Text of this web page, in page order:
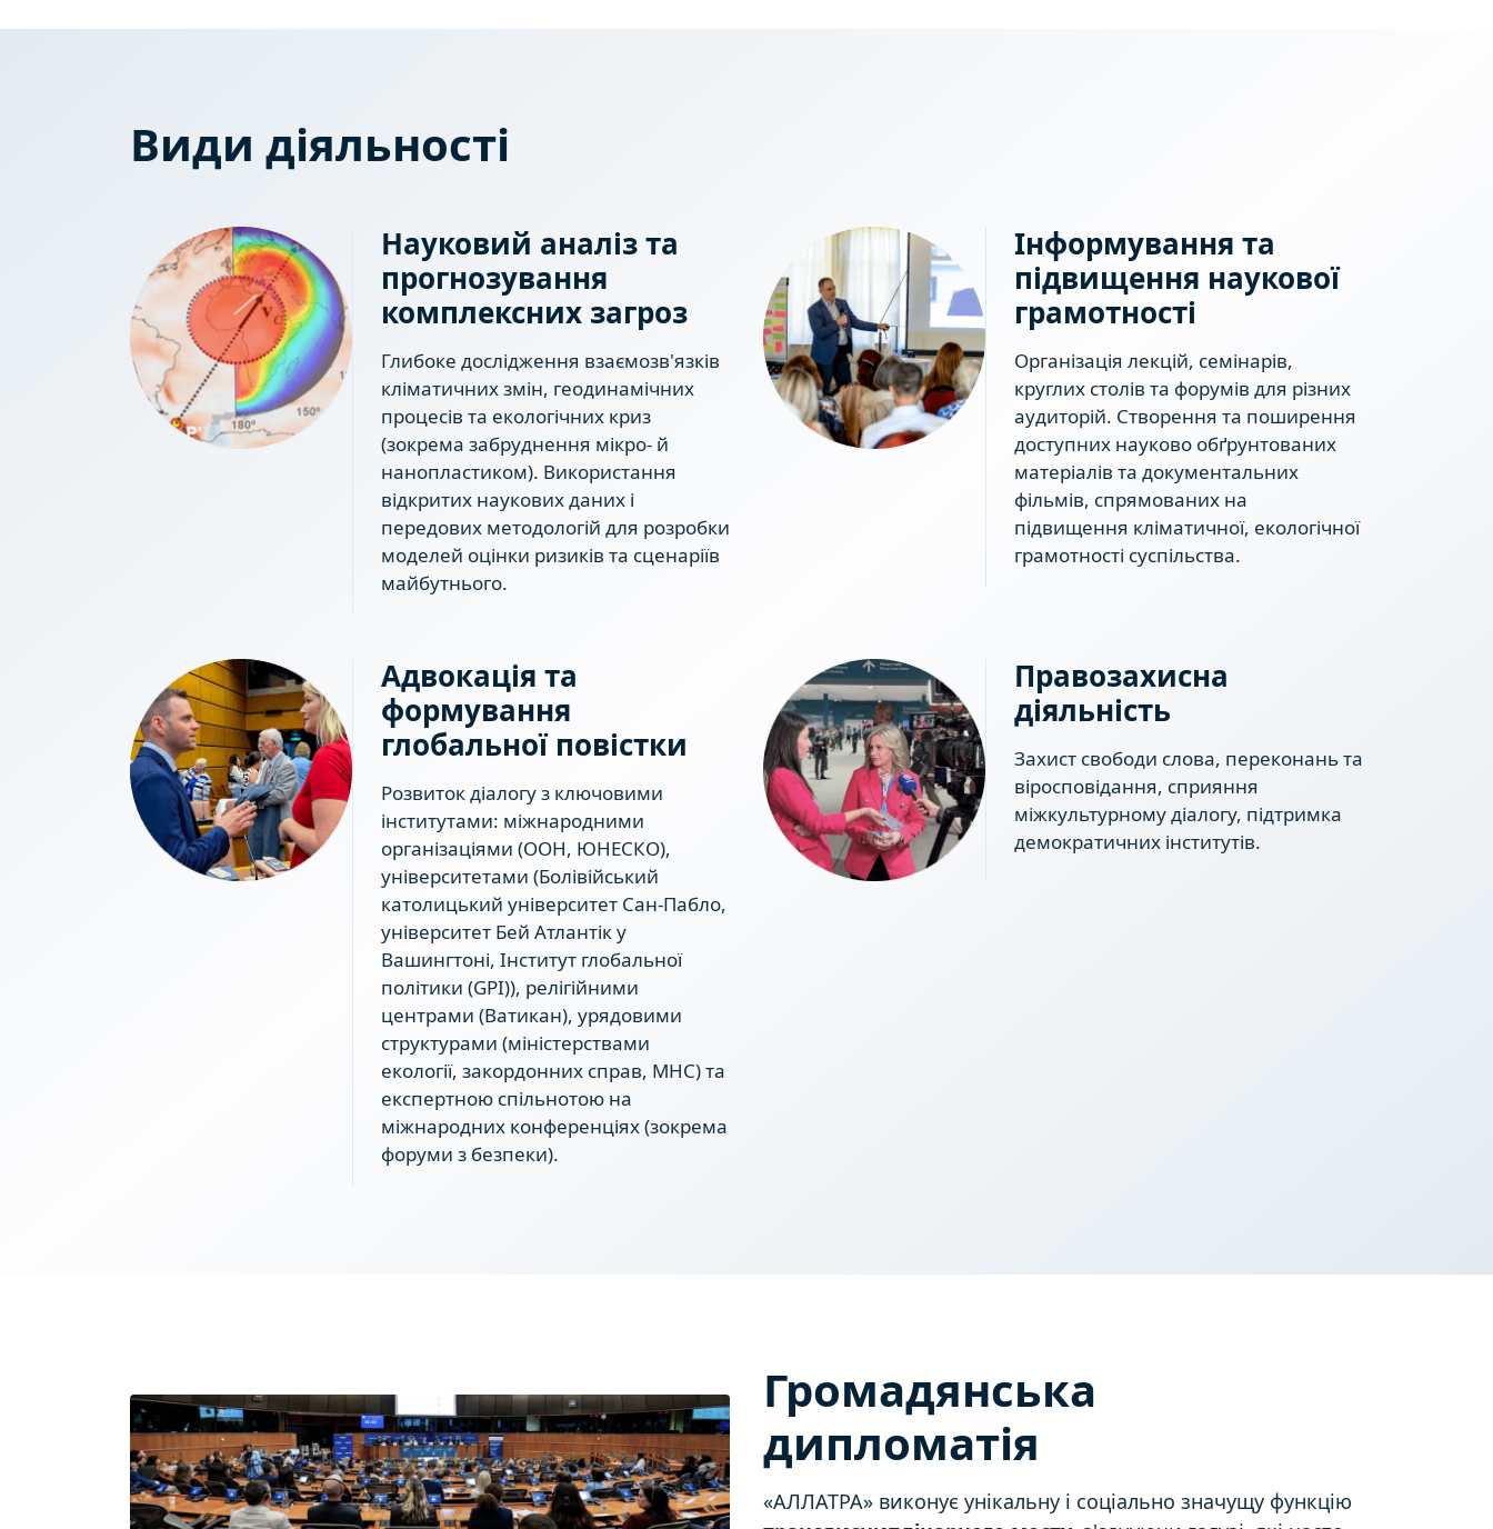
Види діяльності
Науковий аналіз та
прогнозування
комплексних загроз
Глибоке дослідження взаємозв'язків
кліматичних змін, геодинамічних
процесів та екологічних криз
(зокрема забруднення мікро- й
нанопластиком). Використання
відкритих наукових даних і
передових методологій для розробки
моделей оцінки ризиків та сценаріїв
майбутнього.
Інформування та
підвищення наукової
грамотності
Організація лекцій, семінарів,
круглих столів та форумів для різних
аудиторій. Створення та поширення
доступних науково обґрунтованих
матеріалів та документальних
фільмів, спрямованих на
підвищення кліматичної, екологічної
грамотності суспільства.
Адвокація та
формування
глобальної повістки
Розвиток діалогу з ключовими
інститутами: міжнародними
організаціями (ООН, ЮНЕСКО),
університетами (Болівійський
католицький університет Сан-Пабло,
університет Бей Атлантік у
Вашингтоні, Інститут глобальної
політики (GPI)), релігійними
центрами (Ватикан), урядовими
структурами (міністерствами
екології, закордонних справ, МНС) та
експертною спільнотою на
міжнародних конференціях (зокрема
форуми з безпеки).
Правозахисна
діяльність
Захист свободи слова, переконань та
віросповідання, сприяння
міжкультурному діалогу, підтримка
демократичних інститутів.
Громадянська
дипломатія
«АЛЛАТРА» виконує унікальну і соціально значущу функцію